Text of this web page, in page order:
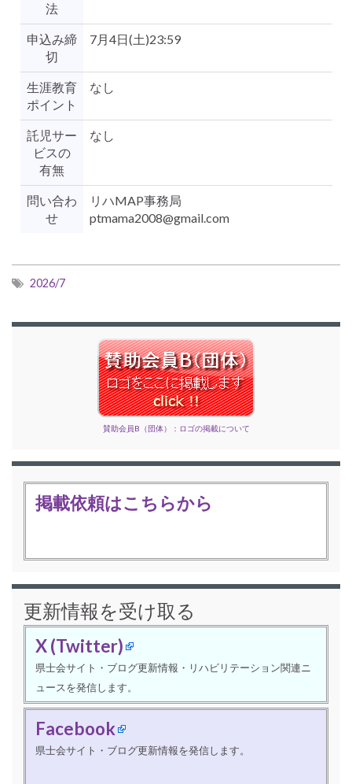
法
申込み締
切
7月4日(土)23:59
生涯教育
ポイント
なし
託児サー
ビスの
有無
なし
問い合わ
せ
リハMAP事務局
ptmama2008@gmail.com
2026/7
賛助会員B（団体）：ロゴの掲載について
掲載依頼はこちらから
更新情報を受け取る
X (Twitter)
県士会サイト・ブログ更新情報・リハビリテーション関連ニ
ュースを発信します。
Facebook
県士会サイト・ブログ更新情報を発信します。